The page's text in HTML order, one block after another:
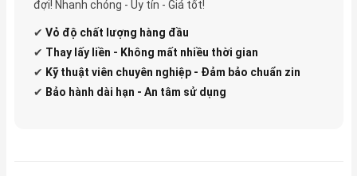
đợi! Nhanh chóng - Uy tín - Giá tốt!
✔ Vỏ độ chất lượng hàng đầu
✔ Thay lấy liền - Không mất nhiều thời gian
✔ Kỹ thuật viên chuyên nghiệp - Đảm bảo chuẩn zin
✔ Bảo hành dài hạn - An tâm sử dụng